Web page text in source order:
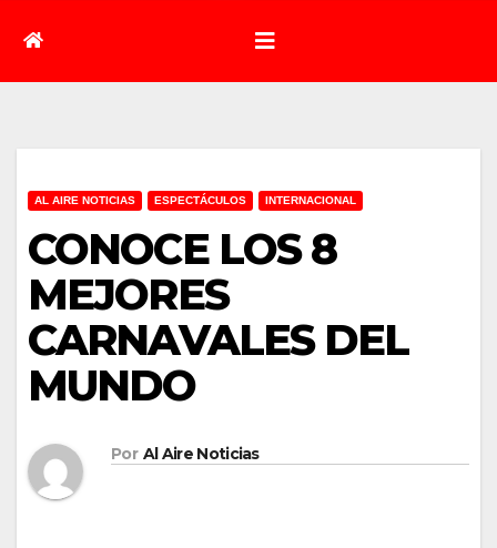
AL AIRE NOTICIAS ESPECTÁCULOS INTERNACIONAL
CONOCE LOS 8
MEJORES
CARNAVALES DEL
MUNDO
Por Al Aire Noticias